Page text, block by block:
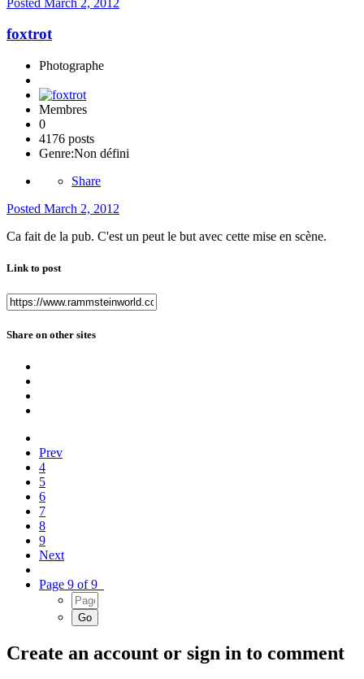
foxtrot
Photographe
Membres
0
4176 posts
Genre:Non défini
Share
Posted March 2, 2012
Ca fait de la pub. C'est un peut le but avec cette mise en scène.
Link to post
Share on other sites
Prev
4
5
6
7
8
9
Next
Page 9 of 9
Create an account or sign in to comment